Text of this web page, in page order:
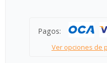
Pagos:
Ver opciones de